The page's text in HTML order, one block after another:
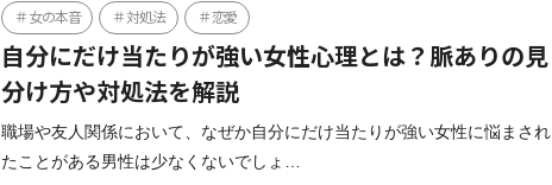
女の本音 対処法 恋愛
自分にだけ当たりが強い女性心理とは？脈ありの見
分け方や対処法を解説
職場や友人関係において、なぜか自分にだけ当たりが強い女性に悩まされ
たことがある男性は少なくないでしょ…